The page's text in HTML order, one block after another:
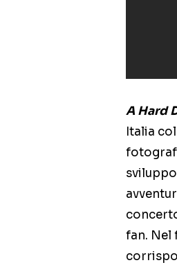
A Hard
Italia
fan. Nel